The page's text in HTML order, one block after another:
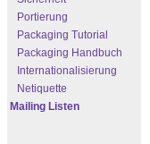
Portierung
Packaging Tutorial
Packaging Handbuch
Internationalisierung
Netiquette
Mailing Listen